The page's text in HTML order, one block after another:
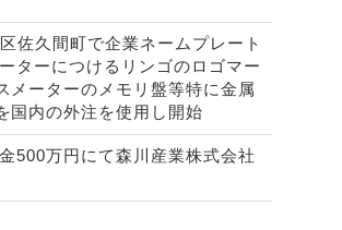
佐久間町で企業ネームプレート
ターにつけるリンゴのロゴマー
メーターのメモリ盤等特に金属
国内の外注を使用し開始
500万円にて森川産業株式会社